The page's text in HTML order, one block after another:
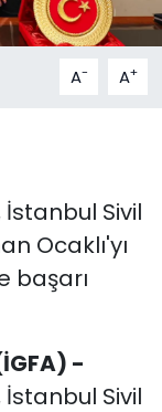
A- A+
İstanbul Sivil
Ocaklı'yı
başarı
-
İstanbul Sivil